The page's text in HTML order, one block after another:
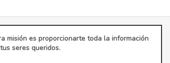
misión es proporcionarte toda la información
seres queridos.